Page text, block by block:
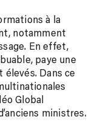
à la
notamment
En effet,
paye une
Dans ce
Global
ministres.